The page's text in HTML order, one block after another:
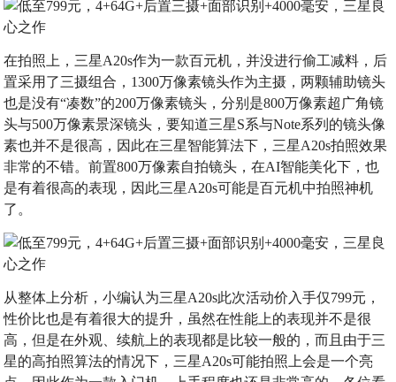
在拍照上，三星A20s作为一款百元机，并没进行偷工减料，后
置采用了三摄组合，1300万像素镜头作为主摄，两颗辅助镜头
也是没有“凑数”的200万像素镜头，分别是800万像素超广角镜
头与500万像素景深镜头，要知道三星S系与Note系列的镜头像
素也并不是很高，因此在三星智能算法下，三星A20s拍照效果
非常的不错。前置800万像素自拍镜头，在AI智能美化下，也
是有着很高的表现，因此三星A20s可能是百元机中拍照神机
了。
从整体上分析，小编认为三星A20s此次活动价入手仅799元，
性价比也是有着很大的提升，虽然在性能上的表现并不是很
高，但是在外观、续航上的表现都是比较一般的，而且由于三
星的高拍照算法的情况下，三星A20s可能拍照上会是一个亮